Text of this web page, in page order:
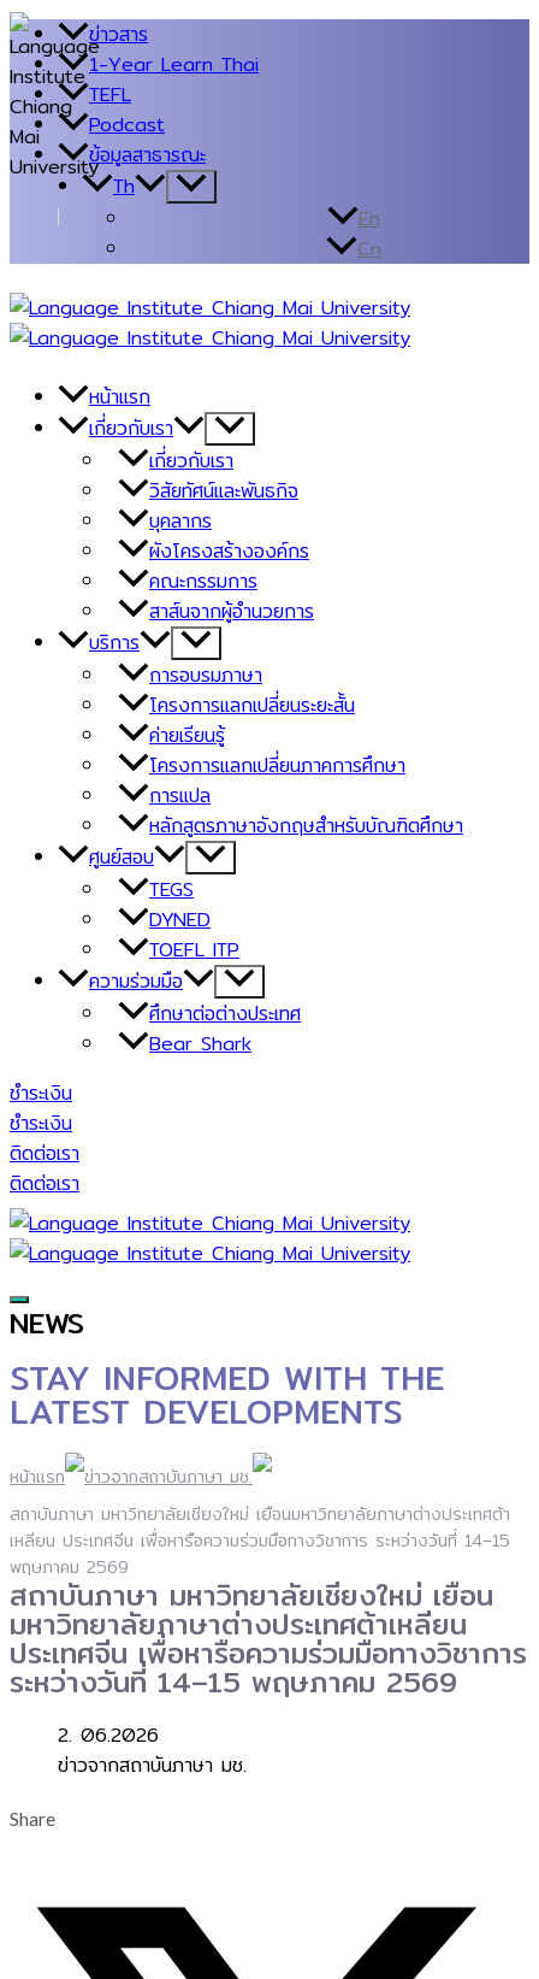
Skip
to
content
ข่าวสาร
1-Year Learn Thai
TEFL
Podcast
ข้อมูลสาธารณะ
Th
Menu
Toggle
En
Cn
หน้าแรก
เกี่ยวกับเรา
Menu
Toggle
เกี่ยวกับเรา
วิสัยทัศน์และพันธกิจ
บุคลากร
ผังโครงสร้างองค์กร
คณะกรรมการ
สาส์นจากผู้อำนวยการ
บริการ
Menu
Toggle
การอบรมภาษา
โครงการแลกเปลี่ยนระยะสั้น
ค่ายเรียนรู้
โครงการแลกเปลี่ยนภาคการศึกษา
การแปล
หลักสูตรภาษาอังกฤษสำหรับบัณฑิตศึกษา
ศูนย์สอบ
Menu
Toggle
TEGS
DYNED
TOEFL ITP
ความร่วมมือ
Menu
Toggle
ศึกษาต่อต่างประเทศ
Bear Shark
ชำระเงิน
ชำระเงิน
ติดต่อเรา
ติดต่อเรา
Main
Menu
NEWS
STAY INFORMED WITH THE
LATEST DEVELOPMENTS
หน้าแรก
ข่าวจากสถาบันภาษา มช.
สถาบันภาษา มหาวิทยาลัยเชียงใหม่ เยือนมหาวิทยาลัยภาษาต่างประเทศต้า
เหลียน ประเทศจีน เพื่อหารือความร่วมมือทางวิชาการ ระหว่างวันที่ 14–15
พฤษภาคม 2569
สถาบันภาษา มหาวิทยาลัยเชียงใหม่ เยือน
มหาวิทยาลัยภาษาต่างประเทศต้าเหลียน
ประเทศจีน เพื่อหารือความร่วมมือทางวิชาการ
ระหว่างวันที่ 14–15 พฤษภาคม 2569
2. 06.2026
ข่าวจากสถาบันภาษา มช.
Share